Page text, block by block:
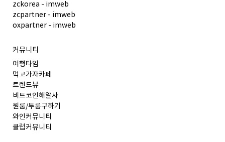
zckorea - imweb
zcpartner - imweb
oxpartner - imweb
커뮤니티
여행타임
먹고가자카페
트렌드뷰
비트코인해알사
원룸/투룸구하기
와인커뮤니티
클럽커뮤니티